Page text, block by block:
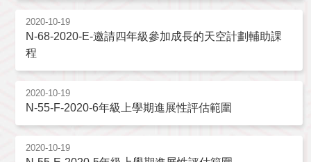
2020-10-19
N-68-2020-E-邀請四年級參加成長的天空計劃輔助課
程
2020-10-19
N-55-F-2020-6年級上學期進展性評估範圍
2020-10-19